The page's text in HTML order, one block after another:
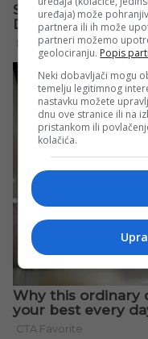
uređaja) može
partnera ili ih može
partneri možemo
geolociranju. Popis
Neki dobavljači mogu
temelju legitimnog
nastavku možete
dnu ove stranice ili na
pristankom ili
kolačića.